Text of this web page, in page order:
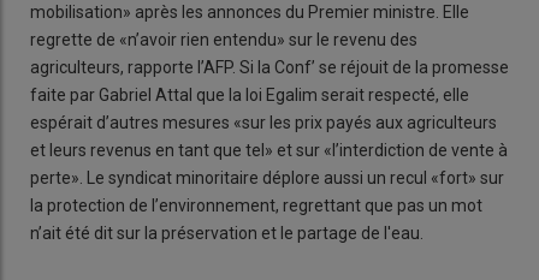
mobilisation» après les annonces du Premier ministre. Elle
regrette de «n’avoir rien entendu» sur le revenu des
agriculteurs, rapporte l’AFP. Si la Conf’ se réjouit de la promesse
faite par Gabriel Attal que la loi Egalim serait respecté, elle
espérait d’autres mesures «sur les prix payés aux agriculteurs
et leurs revenus en tant que tel» et sur «l’interdiction de vente à
perte». Le syndicat minoritaire déplore aussi un recul «fort» sur
la protection de l’environnement, regrettant que pas un mot
n’ait été dit sur la préservation et le partage de l'eau.